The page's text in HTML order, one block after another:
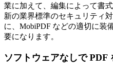
業に加えて、編集によって書
新の業界標準のセキュリティ
に、MobiPDF などの適切に装
要になります。
ソフトウェアなしで PDF